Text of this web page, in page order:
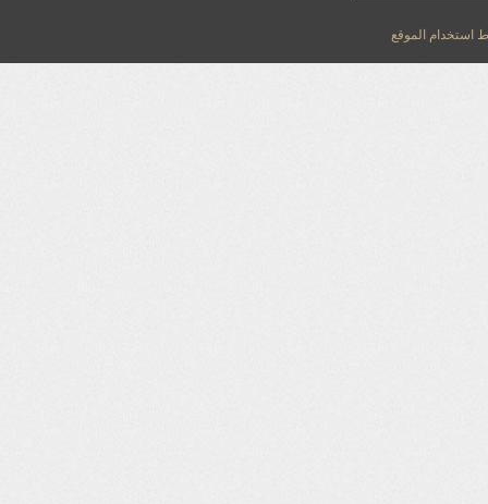
استخدام الموقع